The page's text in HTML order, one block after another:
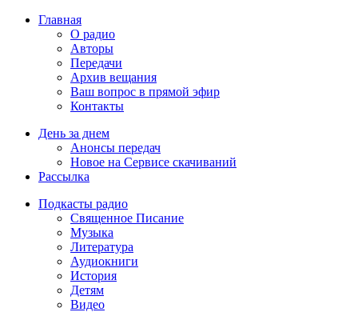
Главная
О радио
Авторы
Передачи
Архив вещания
Ваш вопрос в прямой эфир
Контакты
День за днем
Анонсы передач
Новое на Сервисе скачиваний
Рассылка
Подкасты радио
Священное Писание
Музыка
Литература
Аудиокниги
История
Детям
Видео